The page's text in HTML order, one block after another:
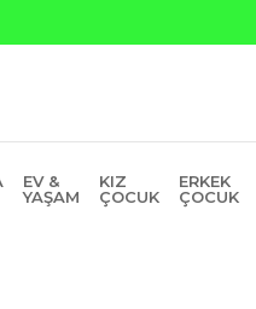
AGUSTOS200
EV &
YAŞAM
KIZ
ÇOCUK
ERKEK
ÇOCUK